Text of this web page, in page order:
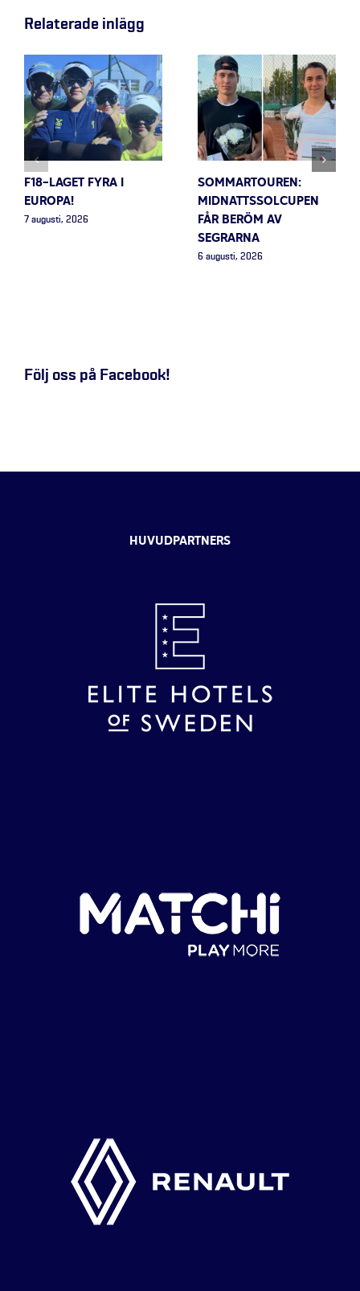
Relaterade inlägg
F18-LAGET FYRA I
EUROPA!
7 augusti, 2026
SOMMARTOUREN:
MIDNATTSSOLCUPEN
FÅR BERÖM AV
SEGRARNA
6 augusti, 2026
Följ oss på Facebook!
HUVUDPARTNERS